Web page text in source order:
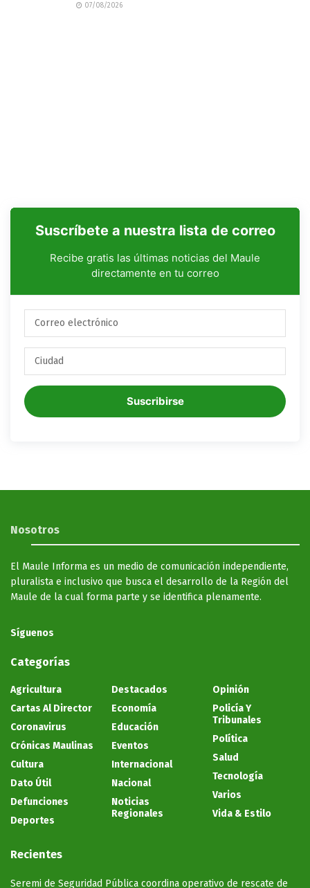
07/08/2026
Suscríbete a nuestra lista de correo
Recibe gratis las últimas noticias del Maule
directamente en tu correo
Suscribirse
Nosotros
El Maule Informa es un medio de comunicación independiente,
pluralista e inclusivo que busca el desarrollo de la Región del
Maule de la cual forma parte y se identifica plenamente.
Síguenos
Categorías
Agricultura
Cartas Al Director
Coronavirus
Crónicas Maulinas
Cultura
Dato Útil
Defunciones
Deportes
Destacados
Economía
Educación
Eventos
Internacional
Nacional
Noticias
Regionales
Opinión
Policía Y
Tribunales
Política
Salud
Tecnología
Varios
Vida & Estilo
Recientes
Seremi de Seguridad Pública coordina operativo de rescate de